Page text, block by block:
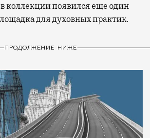
коллекции появился еще один
для духовных практик.
ПРОДОЛЖЕНИЕ НИЖЕ